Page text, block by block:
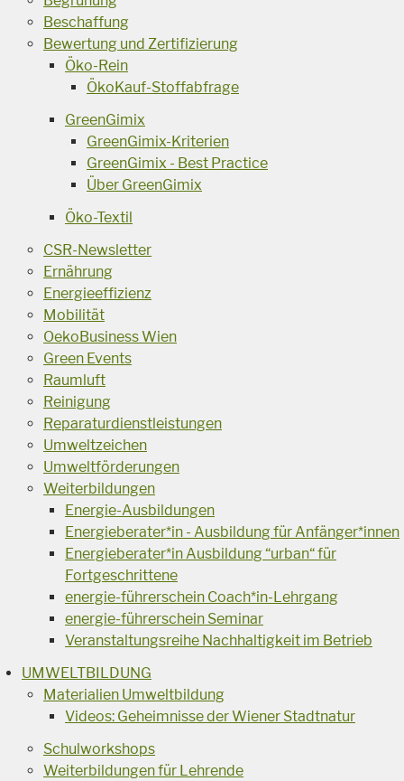
Beschaffung
Bewertung und Zertifizierung
Öko-Rein
ÖkoKauf-Stoffabfrage
GreenGimix
GreenGimix-Kriterien
GreenGimix - Best Practice
Über GreenGimix
Öko-Textil
CSR-Newsletter
Ernährung
Energieeffizienz
Mobilität
OekoBusiness Wien
Green Events
Raumluft
Reinigung
Reparaturdienstleistungen
Umweltzeichen
Umweltförderungen
Weiterbildungen
Energie-Ausbildungen
Energieberater*in - Ausbildung für Anfänger*innen
Energieberater*in Ausbildung “urban“ für
Fortgeschrittene
energie-führerschein Coach*in-Lehrgang
energie-führerschein Seminar
Veranstaltungsreihe Nachhaltigkeit im Betrieb
UMWELTBILDUNG
Materialien Umweltbildung
Videos: Geheimnisse der Wiener Stadtnatur
Schulworkshops
Weiterbildungen für Lehrende